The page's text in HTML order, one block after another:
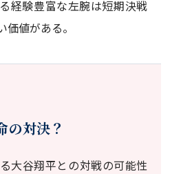
経験豊富な左腕は短期決戦
値がある。
の対決？
大谷翔平との対戦の可能性